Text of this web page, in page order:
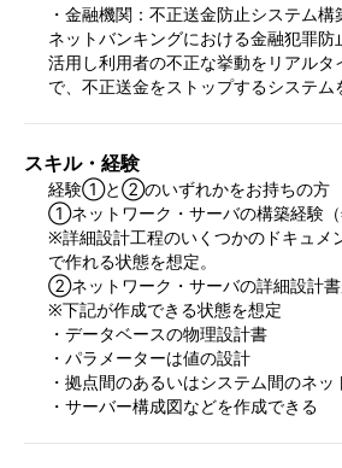
・金融機関：不正送金防止システム構
ネットバンキングにおける金融犯罪
活用し利用者の不正な挙動をリアルタ
で、不正送金をストップするシステ
スキル・経験
経験①と②のいずれかをお持ちの方
①ネットワーク・サーバの構築経験（
※詳細設計工程のいくつかのドキュメ
で作れる状態を想定。
②ネットワーク・サーバの詳細設計書
※下記が作成できる状態を想定
・データベースの物理設計書
・パラメーターは値の設計
・拠点間のあるいはシステム間のネッ